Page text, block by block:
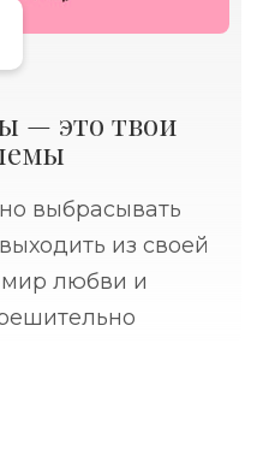
— это твои
выбрасывать
из своей
любви и